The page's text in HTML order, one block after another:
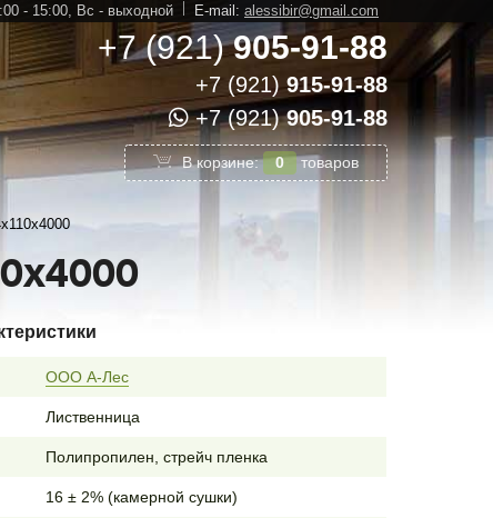
- 15:00, Вс - выходной E-mail: alessibir@gmail.com
+7 (921)905-91-88
+7 (921)915-91-88
+7 (921)905-91-88
В корзине: 0 товаров
ООО А-Лес
Лиственница
Полипропилен, стрейч пленка
16 ± 2% (камерной сушки)